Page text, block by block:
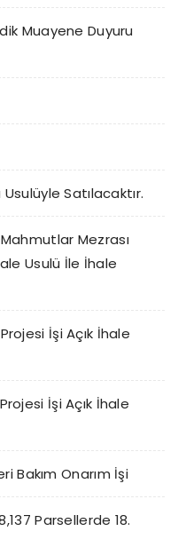
Muayene Duyuru
Satılacaktır.
Mezrası
Usulü İle İhale
İşi Açık İhale
İşi Açık İhale
Bakım Onarım İşi
Parsellerde 18.